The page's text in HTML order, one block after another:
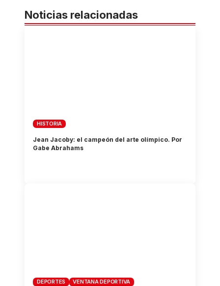
Noticias relacionadas
HISTORIA
Jean Jacoby: el campeón del arte olímpico. Por
Gabe Abrahams
DEPORTES VENTANA DEPORTIVA